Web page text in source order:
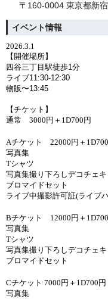
〒160-0004 東京都新
イベント情報
2026.3.1
【開催場所】
四谷三丁目駅徒歩1分
ライブ11:30-12:30
物販〜13:45
【チケット】
通常 3000円＋1D700円
Aチケット 22000円＋
写真集
Tシャツ
写真集撮り下ろしデコチェキ
ブロマイドセット
ライブ中撮影許可証(ライブ
Bチケット 12000円＋
写真集
Tシャツ
写真集撮り下ろしデコチェキ
ブロマイドセット
Cチケット 7000円＋1D700円
写真集